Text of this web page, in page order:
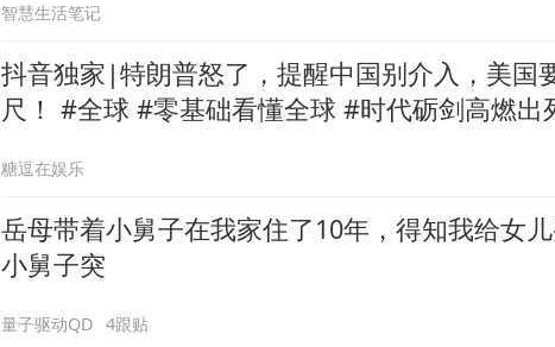
智慧生活笔记
抖音独家|特朗普怒了，提醒中国别介入，美国
尺！ #全球 #零基础看懂全球 #时代砺剑高燃出列 #抖音
糖逗在娱乐
岳母带着小舅子在我家住了10年，得知我给女儿
小舅子突
量子驱动QD 4跟贴